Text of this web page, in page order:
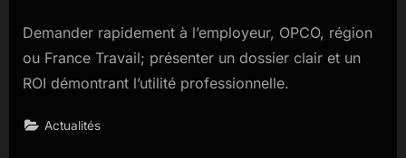
Demander rapidement à l’employeur, OPCO, région
ou France Travail; présenter un dossier clair et un
ROI démontrant l’utilité professionnelle.
Actualités